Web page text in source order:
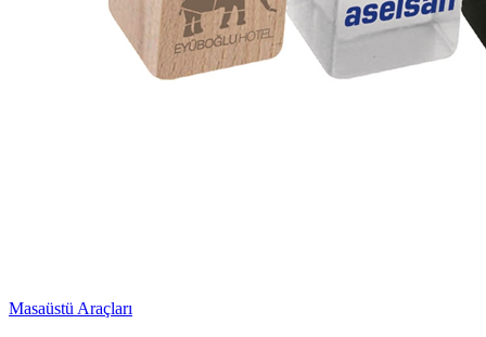
Masaüstü Araçları